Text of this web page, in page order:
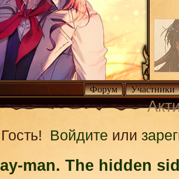
Форум Участники
Войдите или
man. The hidden